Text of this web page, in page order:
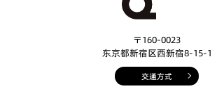
〒160-0023
东京都新宿区西新宿8-15-1
交通方式